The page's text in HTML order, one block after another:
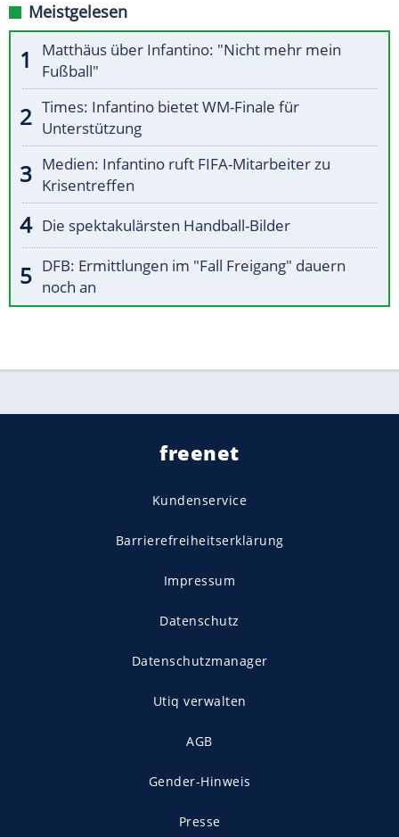
Meistgelesen
Matthäus über Infantino: "Nicht mehr mein
Fußball"
Times: Infantino bietet WM-Finale für
Unterstützung
Medien: Infantino ruft FIFA-Mitarbeiter zu
Krisentreffen
Die spektakulärsten Handball-Bilder
DFB: Ermittlungen im "Fall Freigang" dauern
noch an
freenet
Kundenservice
Barrierefreiheitserklärung
Impressum
Datenschutz
Datenschutzmanager
Utiq verwalten
AGB
Gender-Hinweis
Presse